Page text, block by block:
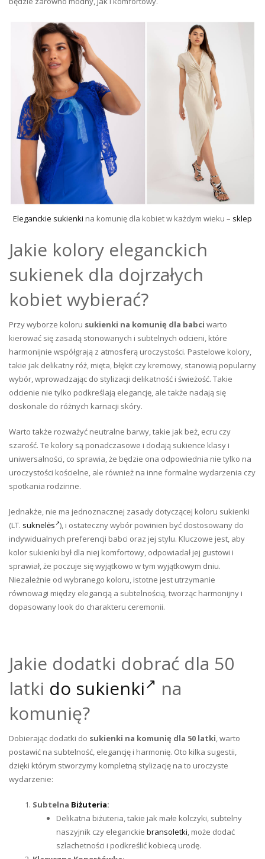
Eleganckie sukienki na komunię dla kobiet w każdym wieku – sklep
Jakie kolory eleganckich
sukienek dla dojrzałych
kobiet wybierać?
Przy wyborze koloru sukienki na komunię dla babci warto
kierować się zasadą stonowanych i subtelnych odcieni, które
harmonijnie współgrają z atmosferą uroczystości. Pastelowe kolory,
takie jak delikatny róż, mięta, błękit czy kremowy, stanowią popularny
wybór, wprowadzając do stylizacji delikatność i świeżość. Takie
odcienie nie tylko podkreślają elegancję, ale także nadają się
doskonale do różnych karnacji skóry.
Warto także rozważyć neutralne barwy, takie jak beż, ecru czy
szarość. Te kolory są ponadczasowe i dodają sukience klasy i
uniwersalności, co sprawia, że będzie ona odpowiednia nie tylko na
uroczystości kościelne, ale również na inne formalne wydarzenia czy
spotkania rodzinne.
Jednakże, nie ma jednoznacznej zasady dotyczącej koloru sukienki
(LT. suknelės ), i ostateczny wybór powinien być dostosowany do
indywidualnych preferencji babci oraz jej stylu. Kluczowe jest, aby
kolor sukienki był dla niej komfortowy, odpowiadał jej gustowi i
sprawiał, że poczuje się wyjątkowo w tym wyjątkowym dniu.
Niezależnie od wybranego koloru, istotne jest utrzymanie
równowagi między elegancją a subtelnością, tworząc harmonijny i
dopasowany look do charakteru ceremonii.
Jakie dodatki dobrać dla 50
latki do sukienki
na
komunię?
Dobierając dodatki do sukienki na komunię dla 50 latki, warto
postawić na subtelność, elegancję i harmonię. Oto kilka sugestii,
dzięki którym stworzymy kompletną stylizację na to uroczyste
wydarzenie:
Subtelna Biżuteria:
Delikatna biżuteria, takie jak małe kolczyki, subtelny
naszyjnik czy eleganckie bransoletki, może dodać
szlachetności i podkreślić kobiecą urodę.